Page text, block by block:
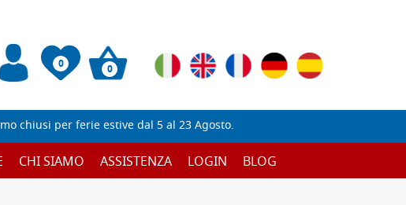
0 0
chiusi per ferie estive dal 5 al 23 Agosto.
CHI SIAMO ASSISTENZA LOGIN BLOG